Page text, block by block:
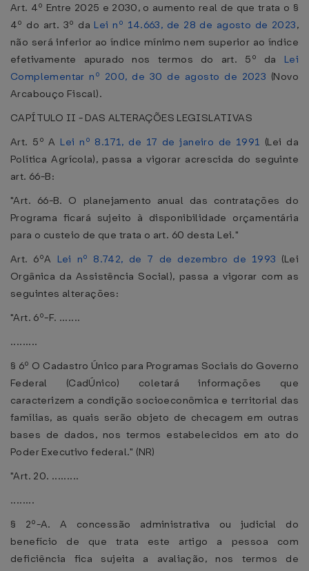
Art. 4º Entre 2025 e 2030, o aumento real de que trata o §
4º do art. 3º da Lei nº 14.663, de 28 de agosto de 2023,
não será inferior ao índice mínimo nem superior ao índice
efetivamente apurado nos termos do art. 5º da Lei
Complementar nº 200, de 30 de agosto de 2023 (Novo
Arcabouço Fiscal).
CAPÍTULO II - DAS ALTERAÇÕES LEGISLATIVAS
Art. 5º A Lei nº 8.171, de 17 de janeiro de 1991 (Lei da
Política Agrícola), passa a vigorar acrescida do seguinte
art. 66-B:
"Art. 66-B. O planejamento anual das contratações do
Programa ficará sujeito à disponibilidade orçamentária
para o custeio de que trata o art. 60 desta Lei."
Art. 6ºA Lei nº 8.742, de 7 de dezembro de 1993 (Lei
Orgânica da Assistência Social), passa a vigorar com as
seguintes alterações:
"Art. 6º-F. .......
.........
§ 6º O Cadastro Único para Programas Sociais do Governo
Federal (CadÚnico) coletará informações que
caracterizem a condição socioeconômica e territorial das
famílias, as quais serão objeto de checagem em outras
bases de dados, nos termos estabelecidos em ato do
Poder Executivo federal." (NR)
"Art. 20. .........
........
§ 2º-A. A concessão administrativa ou judicial do
benefício de que trata este artigo a pessoa com
deficiência fica sujeita a avaliação, nos termos de